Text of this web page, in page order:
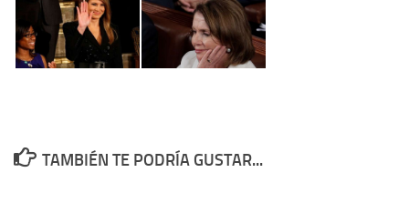
TAMBIÉN TE PODRÍA GUSTAR...